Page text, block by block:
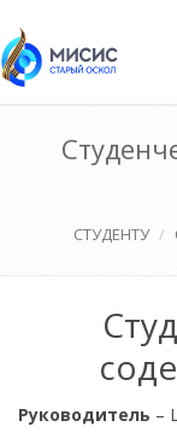
СТУДЕНТУ
Руководитель –